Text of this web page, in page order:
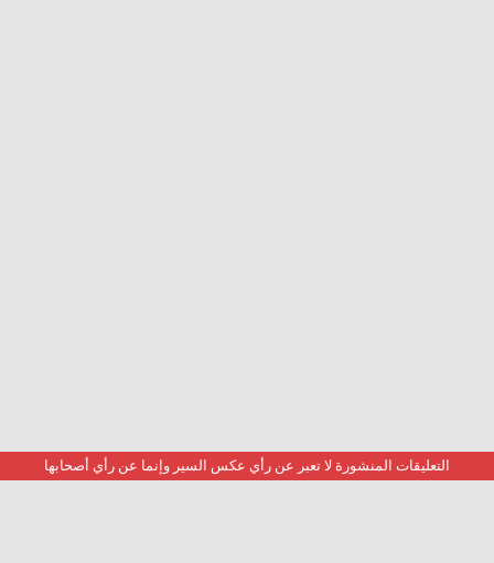
التعليقات المنشورة لا تعبر عن رأي عكس السير وإنما عن رأي أصحابها